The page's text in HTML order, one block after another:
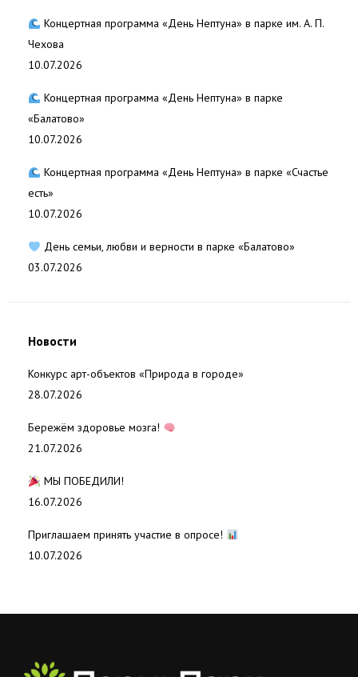
Концертная программа «День Нептуна» в парке им. А. П.
Чехова
10.07.2026
Концертная программа «День Нептуна» в парке
«Балатово»
10.07.2026
Концертная программа «День Нептуна» в парке «Счастье
есть»
10.07.2026
День семьи, любви и верности в парке «Балатово»
03.07.2026
Новости
Конкурс арт-объектов «Природа в городе»
28.07.2026
Бережём здоровье мозга!
21.07.2026
МЫ ПОБЕДИЛИ!
16.07.2026
Приглашаем принять участие в опросе!
10.07.2026